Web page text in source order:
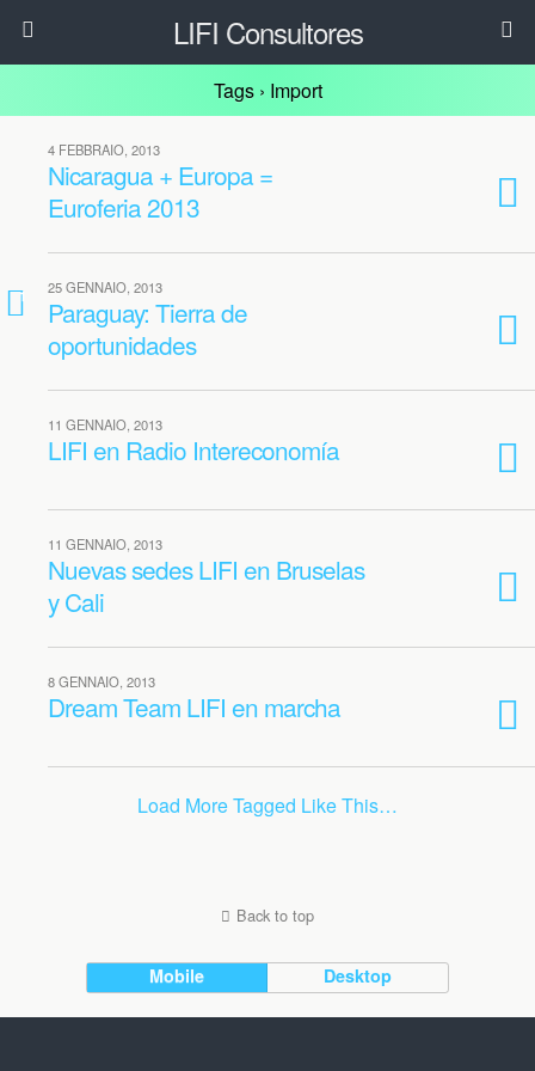
LIFI Consultores
Tags › Import
4 FEBBRAIO, 2013
Nicaragua + Europa =
Euroferia 2013
1 25 GENNAIO, 2013
Paraguay: Tierra de
oportunidades
11 GENNAIO, 2013
LIFI en Radio Intereconomía
11 GENNAIO, 2013
Nuevas sedes LIFI en Bruselas
y Cali
8 GENNAIO, 2013
Dream Team LIFI en marcha
Load More Tagged Like This…
Back to top
Mobile Desktop